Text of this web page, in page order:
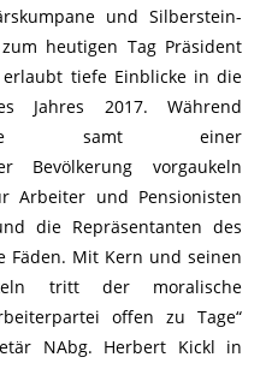
und Silberstein-
heutigen Tag Präsident
erlaubt tiefe Einblicke in die
Jahres 2017. Während
samt einer
Bevölkerung vorgaukeln
Arbeiter und Pensionisten
die Repräsentanten des
Fäden. Mit Kern und seinen
tritt der moralische
offen zu Tage“
NAbg. Herbert Kickl in